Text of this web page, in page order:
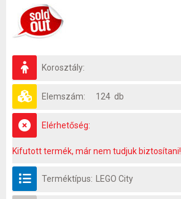
Korosztály:
Elemszám: 124 db
Elérhetőség:
Kifutott termék, már nem tudjuk biztosítani!
Terméktípus: LEGO City